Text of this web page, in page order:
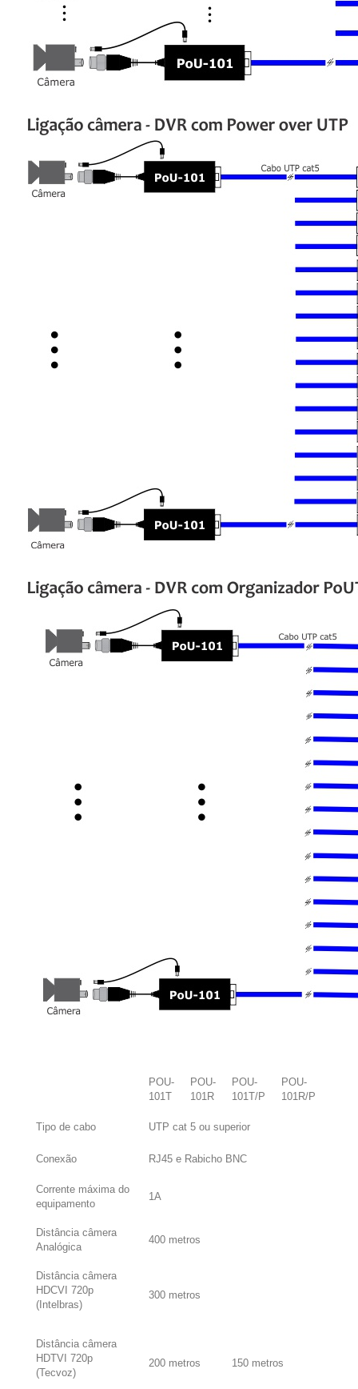
POU-
101T
POU-
101R
POU-
101T/P
POU-
101R/P
Tipo de cabo UTP cat 5 ou superior
Conexão RJ45 e Rabicho BNC
Corrente máxima do
equipamento
1A
Distância câmera
Analógica
400 metros
Distância câmera
HDCVI 720p
(Intelbras)
300 metros
Distância câmera
HDTVI 720p
(Tecvoz)
200 metros 150 metros